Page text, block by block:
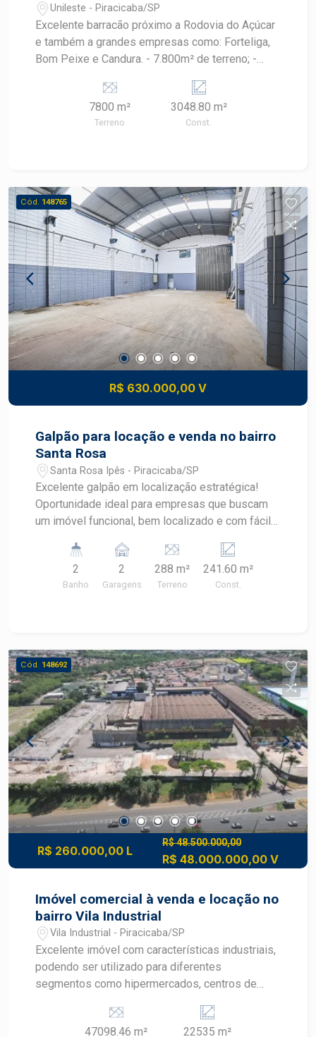
Unileste - Piracicaba/SP
Excelente barracão próximo a Rodovia do Açúcar
e também a grandes empresas como: Forteliga,
Bom Peixe e Candura. - 7.800m² de terreno; -
Agende sua visita!
7800 m²
Terreno
3048.80 m²
Const.
Cód. 148765
R$ 630.000,00 V
Galpão para locação e venda no bairro
Santa Rosa
Santa Rosa Ipês - Piracicaba/SP
Excelente galpão em localização estratégica!
Oportunidade ideal para empresas que buscam
um imóvel funcional, bem localizado e com fácil
próximo ao Distrito Industrial Alphanort e ao
Uninorte, ao lado da Rodovia Fausto Santomauro,
o imóvel oferece praticidade logística e
Ambientes amplos e versáteis, ideais para
distribuidoras, oficina, entre outros ramos de
atividade. Aproveite esta excelente oportunidade
para instalar ou expandir o seu negócio em uma
região de grande desenvolvimento. Agende sua
visita e conheça este excelente imóvel!
2
Banho
2
Garagens
288 m²
Terreno
241.60 m²
Const.
Cód. 148692
R$ 260.000,00 L
R$ 48.500.000,00
R$ 48.000.000,00 V
Imóvel comercial à venda e locação no
bairro Vila Industrial
Vila Industrial - Piracicaba/SP
Excelente imóvel com características industriais,
podendo ser utilizado para diferentes
segmentos como hipermercados, centros de
montadoras, complexos de lazer, parques
temáticos e empreendimentos de grande porte. -
47098.46 m² 22535 m²